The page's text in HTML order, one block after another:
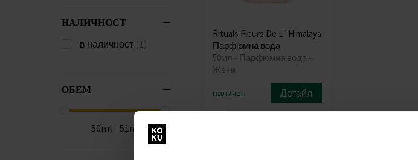
НАЛИЧНОСТ
в наличност (1)
ОБЕМ
50ml - 51ml
Rituals Fleurs De L`Himalaya
Парфюмна вода
50мл - Парфюмна вода -
Жени
наличен Детайл